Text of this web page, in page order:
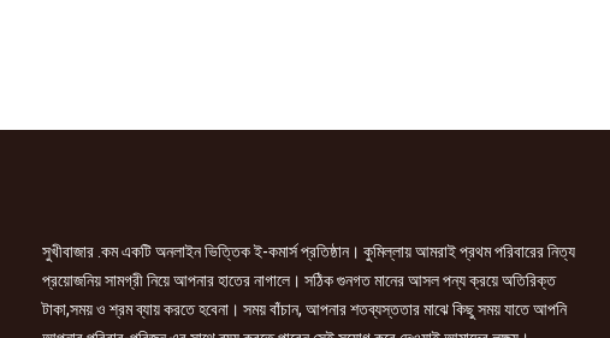
সুখীবাজার .কম একটি অনলাইন ভিত্তিক ই-কমার্স প্রতিষ্ঠান। কুমিল্লায় আমরাই প্রথম পরিবারের নিত্য
প্রয়োজনিয় সামগ্রী নিয়ে আপনার হাতের নাগালে। সঠিক গুনগত মানের আসল পন্য ক্রয়ে অতিরিক্ত
টাকা,সময় ও শ্রম ব্যায় করতে হবেনা। সময় বাঁচান, আপনার শতব্যস্ততার মাঝে কিছু সময় যাতে আপনি